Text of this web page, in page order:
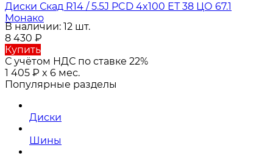
Диски Скад R14 / 5.5J PCD 4x100 ЕТ 38 ЦО 67.1
Монако
В наличии: 12 шт.
8 430 ₽
Купить
С учётом НДС по ставке 22%
1 405 ₽ x 6 мес.
Популярные разделы
Диски
Шины